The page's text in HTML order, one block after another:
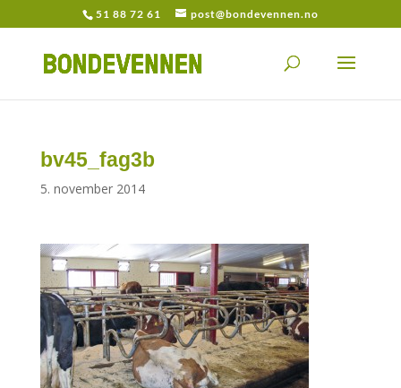
51 88 72 61 post@bondevennen.no
bv45_fag3b
5. november 2014